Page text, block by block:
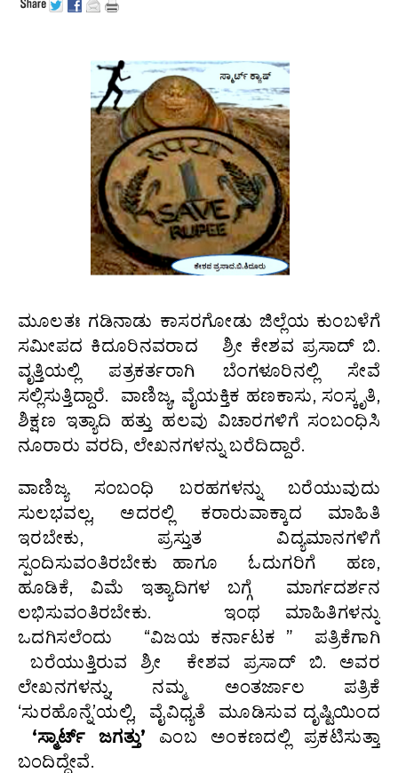
ಮೂಲತಃ ಗಡಿನಾಡು ಕಾಸರಗೋಡು ಜಿಲ್ಲೆಯ ಕುಂಬಳೆಗೆ
ಸಮೀಪದ ಕಿದೂರಿನವರಾದ ಶ್ರೀ ಕೇಶವ ಪ್ರಸಾದ್ ಬಿ.
ವೃತ್ತಿಯಲ್ಲಿ ಪತ್ರಕರ್ತರಾಗಿ ಬೆಂಗಳೂರಿನಲ್ಲಿ ಸೇವೆ
ಸಲ್ಲಿಸುತ್ತಿದ್ದಾರೆ. ವಾಣಿಜ್ಯ, ವೈಯಕ್ತಿಕ ಹಣಕಾಸು, ಸಂಸ್ಕೃತಿ,
ಶಿಕ್ಷಣ ಇತ್ಯಾದಿ ಹತ್ತು ಹಲವು ವಿಚಾರಗಳಿಗೆ ಸಂಬಂಧಿಸಿ
ನೂರಾರು ವರದಿ, ಲೇಖನಗಳನ್ನು ಬರೆದಿದ್ದಾರೆ.
ವಾಣಿಜ್ಯ ಸಂಬಂಧಿ ಬರಹಗಳನ್ನು ಬರೆಯುವುದು
ಸುಲಭವಲ್ಲ, ಅದರಲ್ಲಿ ಕರಾರುವಾಕ್ಕಾದ ಮಾಹಿತಿ
ಇರಬೇಕು, ಪ್ರಸ್ತುತ ವಿದ್ಯಮಾನಗಳಿಗೆ
ಸ್ಪಂದಿಸುವಂತಿರಬೇಕು ಹಾಗೂ ಓದುಗರಿಗೆ ಹಣ,
ಹೂಡಿಕೆ, ವಿಮೆ ಇತ್ಯಾದಿಗಳ ಬಗ್ಗೆ ಮಾರ್ಗದರ್ಶನ
ಲಭಿಸುವಂತಿರಬೇಕು. ಇಂಥ ಮಾಹಿತಿಗಳನ್ನು
ಒದಗಿಸಲೆಂದು “ವಿಜಯ ಕರ್ನಾಟಕ ” ಪತ್ರಿಕೆಗಾಗಿ
ಬರೆಯುತ್ತಿರುವ ಶ್ರೀ ಕೇಶವ ಪ್ರಸಾದ್ ಬಿ. ಅವರ
ಲೇಖನಗಳನ್ನು, ನಮ್ಮ ಅಂತರ್ಜಾಲ ಪತ್ರಿಕೆ
‘ಸುರಹೊನ್ನೆ’ಯಲ್ಲಿ, ವೈವಿಧ್ಯತೆ ಮೂಡಿಸುವ ದೃಷ್ಟಿಯಿಂದ
‘ಸ್ಮಾರ್ಟ್ ಜಗತ್ತು’ ಎಂಬ ಅಂಕಣದಲ್ಲಿ ಪ್ರಕಟಿಸುತ್ತಾ
ಬಂದಿದ್ದೇವೆ.